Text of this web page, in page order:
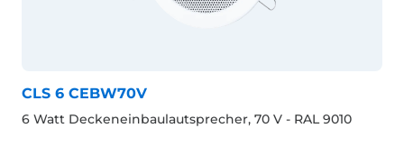
CLS 6 CEBW70V
6 Watt Deckeneinbaulautsprecher, 70 V - RAL 9010